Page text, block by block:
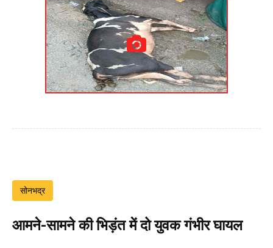
सोनभद्र
आमने-सामने की भिड़ंत में दो युवक गंभीर घायल